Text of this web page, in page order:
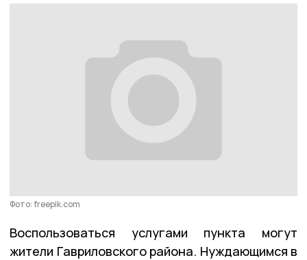
Фото: freepik.com
Воспользоваться услугами пункта могут
жители Гавриловского района. Нуждающимся в